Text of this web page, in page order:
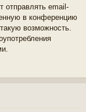
отправлять email-
в конференцию
возможность.